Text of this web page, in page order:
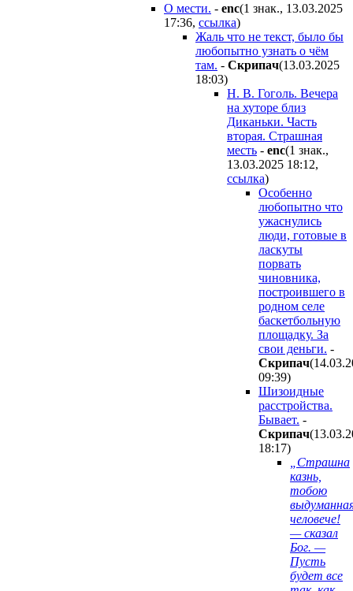
О мести. - enc(1 знак., 13.03.2025
17:36, ссылка)
Жаль что не текст, было бы
любопытно узнать о чём
там. - Cкpипaч(13.03.2025
18:03)
Н. В. Гоголь. Вечера
на хуторе близ
Диканьки. Часть
вторая. Страшная
месть - enc(1 знак.,
13.03.2025 18:12,
ссылка)
Особенно
любопытно что
ужаснулись
люди, готовые в
ласкуты
порвать
чиновника,
построившего в
родном селе
баскетбольную
площадку. За
свои деньги. -
Cкpипaч
09:39)
Шизоидные
расстройства.
Бывает. -
Cкpипaч
18:17)
„Страшна
казнь,
тобою
человече!
— сказал
Бог. —
Пусть
будет все